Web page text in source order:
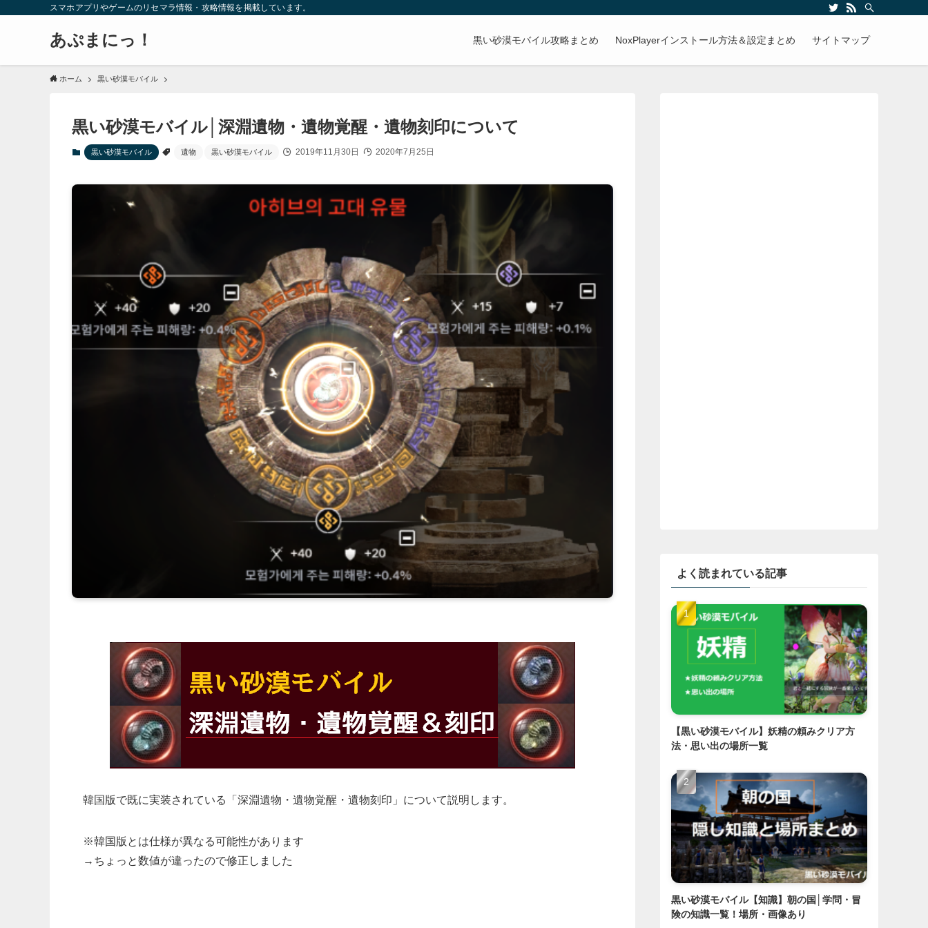
スマホアプリやゲームのリセマラ情報・攻略情報を掲載しています。
あぷまにっ！ 黒い砂漠モバイル攻略まとめ NoxPlayerインストール方法＆設定まとめ サイトマップ
ホーム 黒い砂漠モバイル
黒い砂漠モバイル│深淵遺物・遺物覚醒・遺物刻印について
黒い砂漠モバイル 遺物 黒い砂漠モバイル 2019年11月30日 2020年7月25日
韓国版で既に実装されている「深淵遺物・遺物覚醒・遺物刻印」について説明します。
※韓国版とは仕様が異なる可能性があります
→ちょっと数値が違ったので修正しました
よく読まれている記事
【黒い砂漠モバイル】妖精の頼みクリア方
法・思い出の場所一覧
黒い砂漠モバイル【知識】朝の国│学問・冒
険の知識一覧！場所・画像あり